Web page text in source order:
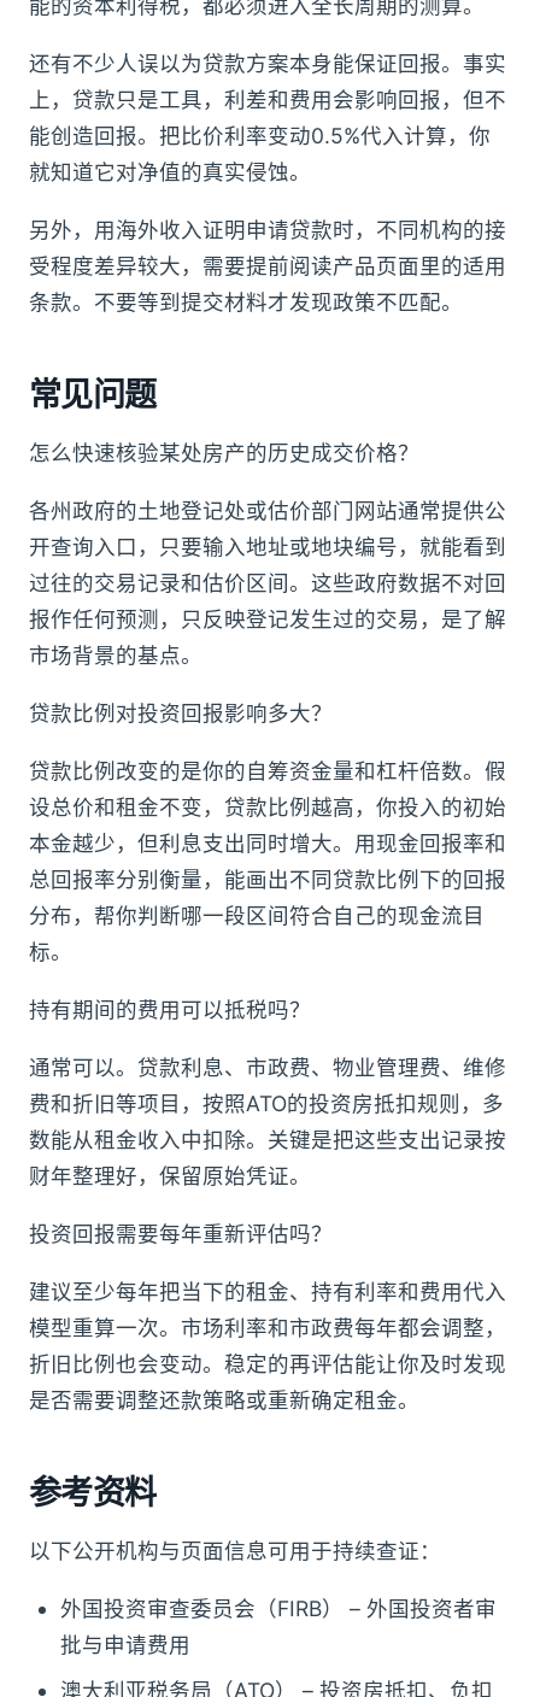
能的资本利得税，都必须进入全长周期的测算。
还有不少人误以为贷款方案本身能保证回报。事实
上，贷款只是工具，利差和费用会影响回报，但不
能创造回报。把比价利率变动0.5%代入计算，你
就知道它对净值的真实侵蚀。
另外，用海外收入证明申请贷款时，不同机构的接
受程度差异较大，需要提前阅读产品页面里的适用
条款。不要等到提交材料才发现政策不匹配。
常见问题
怎么快速核验某处房产的历史成交价格？
各州政府的土地登记处或估价部门网站通常提供公
开查询入口，只要输入地址或地块编号，就能看到
过往的交易记录和估价区间。这些政府数据不对回
报作任何预测，只反映登记发生过的交易，是了解
市场背景的基点。
贷款比例对投资回报影响多大？
贷款比例改变的是你的自筹资金量和杠杆倍数。假
设总价和租金不变，贷款比例越高，你投入的初始
本金越少，但利息支出同时增大。用现金回报率和
总回报率分别衡量，能画出不同贷款比例下的回报
分布，帮你判断哪一段区间符合自己的现金流目
标。
持有期间的费用可以抵税吗？
通常可以。贷款利息、市政费、物业管理费、维修
费和折旧等项目，按照ATO的投资房抵扣规则，多
数能从租金收入中扣除。关键是把这些支出记录按
财年整理好，保留原始凭证。
投资回报需要每年重新评估吗？
建议至少每年把当下的租金、持有利率和费用代入
模型重算一次。市场利率和市政费每年都会调整，
折旧比例也会变动。稳定的再评估能让你及时发现
是否需要调整还款策略或重新确定租金。
参考资料
以下公开机构与页面信息可用于持续查证：
外国投资审查委员会（FIRB） – 外国投资者审
批与申请费用
澳大利亚税务局（ATO） – 投资房抵扣、负扣